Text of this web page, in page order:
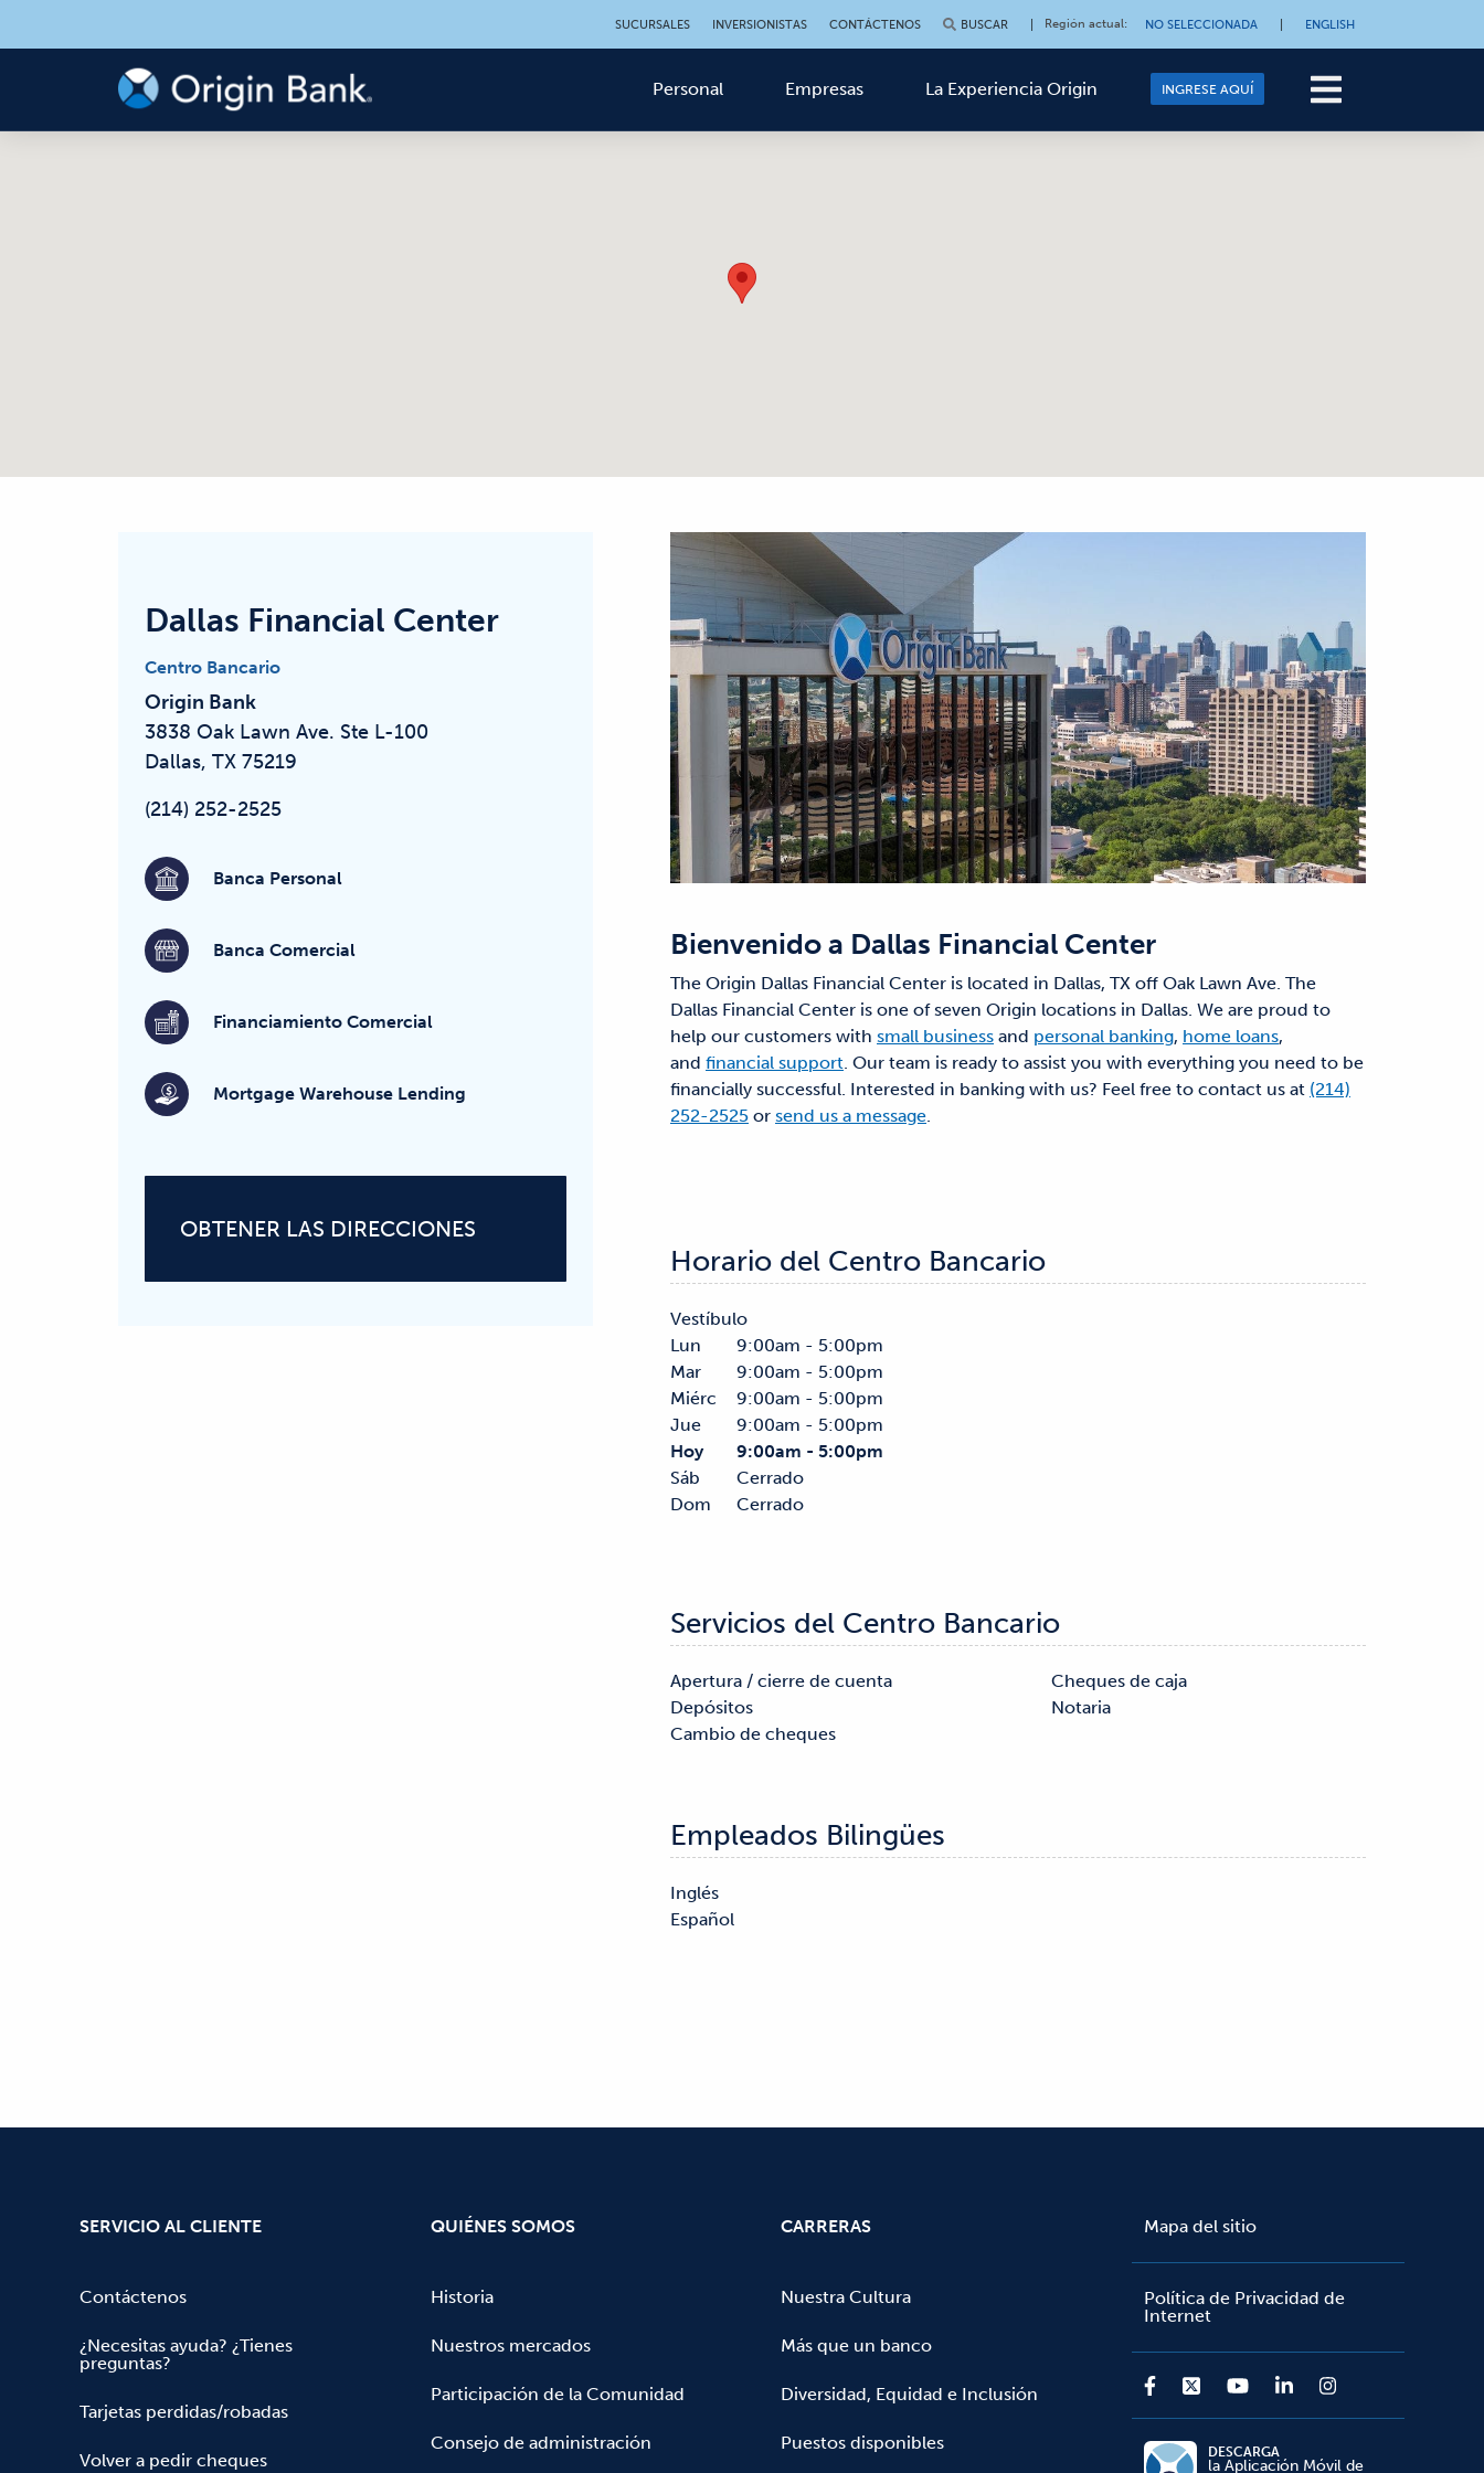
SUCURSALES INVERSIONISTAS CONTÁCTENOS BUSCAR Región actual: NO SELECCIONADA ENGLISH
Personal Empresas La Experiencia Origin INGRESE AQUÍ
Dallas Financial Center
Centro Bancario
Origin Bank
3838 Oak Lawn Ave. Ste L-100
Dallas, TX 75219
(214) 252-2525
Banca Personal
Banca Comercial
Financiamiento Comercial
Mortgage Warehouse Lending
OBTENER LAS DIRECCIONES
Bienvenido a Dallas Financial Center
The Origin Dallas Financial Center is located in Dallas, TX off Oak Lawn Ave. The
Dallas Financial Center is one of seven Origin locations in Dallas. We are proud to
help our customers with small business and personal banking, home loans,
and financial support. Our team is ready to assist you with everything you need to be
financially successful. Interested in banking with us? Feel free to contact us at (214)
252-2525 or send us a message.
Horario del Centro Bancario
Vestíbulo
Lun
9:00am - 5:00pm
Mar
9:00am - 5:00pm
Miérc
9:00am - 5:00pm
Jue
9:00am - 5:00pm
Hoy
9:00am - 5:00pm
Sáb
Cerrado
Dom
Cerrado
Servicios del Centro Bancario
Apertura / cierre de cuenta
Depósitos
Cambio de cheques
Cheques de caja
Notaria
Empleados Bilingües
Inglés
Español
SERVICIO AL CLIENTE
Contáctenos
¿Necesitas ayuda? ¿Tienes
preguntas?
Tarjetas perdidas/robadas
Volver a pedir cheques
QUIÉNES SOMOS
Historia
Nuestros mercados
Participación de la Comunidad
Consejo de administración
CARRERAS
Nuestra Cultura
Más que un banco
Diversidad, Equidad e Inclusión
Puestos disponibles
Mapa del sitio
Política de Privacidad de
Internet
DESCARGA
la Aplicación Móvil de